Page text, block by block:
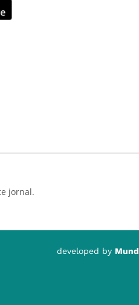
jornal.
developed by